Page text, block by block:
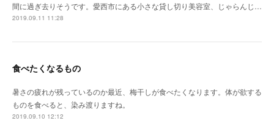
間に過ぎ去りそうです。愛西市にある小さな貸し切り美容室、じゃらんじ…
2019.09.11 11:28
食べたくなるもの
暑さの疲れが残っているのか最近、梅干しが食べたくなります。体が欲する
ものを食べると、染み渡りますね。
2019.09.10 12:12